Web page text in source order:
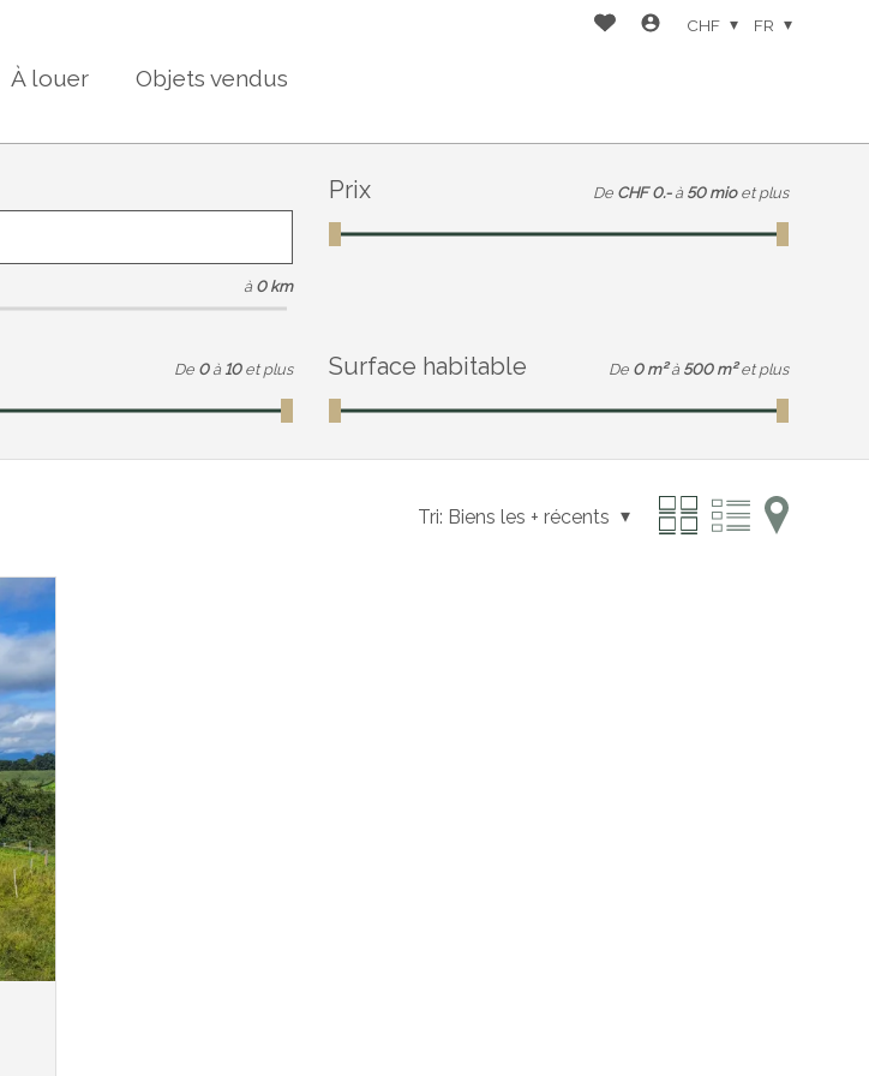
À louer Objets vendus
CHF FR
à 0 km
Prix De CHF 0.- à 50 mio et plus
De 0 à 10 et plus Surface habitable De 0 m² à 500 m² et plus
Tri: Biens les + récents